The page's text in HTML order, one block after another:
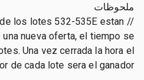
ملحوظات
de los lotes 532-535E estan
nueva oferta, el tiempo se
Una vez cerrada la hora el
de cada lote sera el ganador